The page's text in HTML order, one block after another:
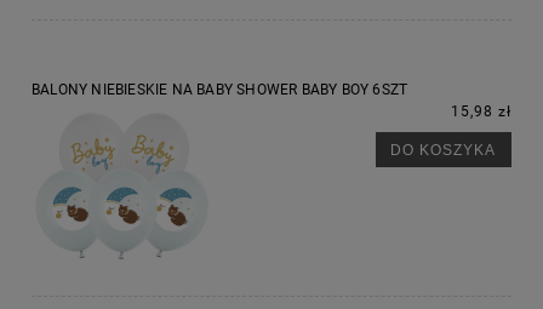
BALONY NIEBIESKIE NA BABY SHOWER BABY BOY 6SZT
15,98 zł
DO KOSZYKA